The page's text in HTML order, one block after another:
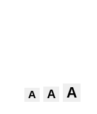
A A A